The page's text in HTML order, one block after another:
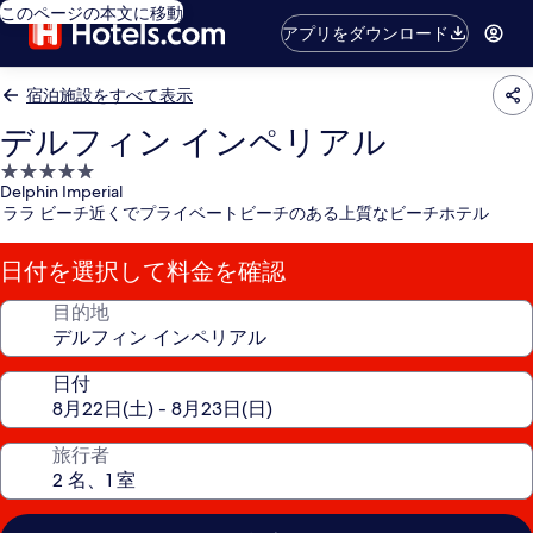
このページの本文に移動
アプリをダウンロード
宿泊施設をすべて表示
デルフィン インペリアル
5.0
つ
星
宿
泊
施
Delphin Imperial
ララ ビーチ近くでプライベートビーチのある上質なビーチホテル
日付を選択して料金を確認
目的地
日付
旅行者